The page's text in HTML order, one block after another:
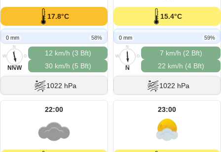
17.8°C
0 mm 58%
N
O
S
W
NNW
12 km/h (3 Bft)
30 km/h (5 Bft)
1022 hPa
15.4°C
0 mm 59%
N
O
S
W
N
7 km/h (2 Bft)
22 km/h (4 Bft)
1022 hPa
22:00 23:00